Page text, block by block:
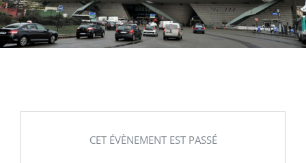
CET ÉVÈNEMENT EST PASSÉ